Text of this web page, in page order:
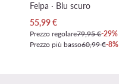
Felpa · Blu scuro
Prezzo attuale
55,99€
Prezzo regolare79,95 €-29%
Prezzo più basso60,99 €-8%